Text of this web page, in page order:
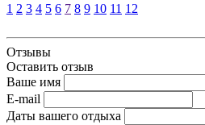
1 2 3 4 5 6 7 8 9 10 11 12
Отзывы
Оставить отзыв
Ваше имя
E-mail
Даты вашего отдыха